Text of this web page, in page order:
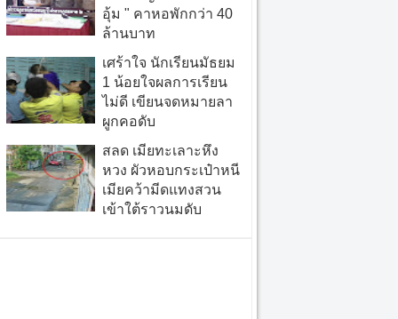
อุ้ม " คาหอพักกว่า 40
ล้านบาท
เศร้าใจ นักเรียนมัธยม
1 น้อยใจผลการเรียน
ไม่ดี เขียนจดหมายลา
ผูกคอดับ
สลด เมียทะเลาะหึง
หวง ผัวหอบกระเป๋าหนี
เมียคว้ามีดแทงสวน
เข้าใต้ราวนมดับ